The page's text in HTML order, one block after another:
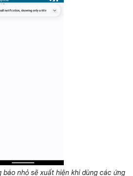
nhỏ sẽ xuất hiện khi dùng các ứng